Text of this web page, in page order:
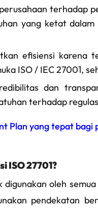
terhadap
yang ketat
efisiensi karena
ISO / IEC 27001,
dan
terhadap
Plan yang tepat bagi
ISO 27701?
digunakan oleh
pendekatan